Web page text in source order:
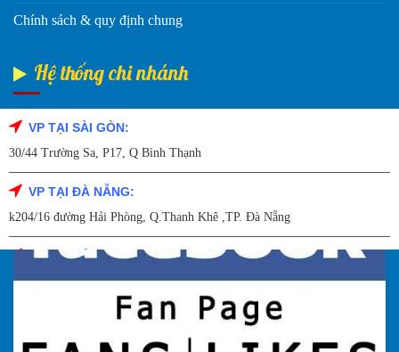
Chính sách & quy định chung
Hệ thống chi nhánh
VP TẠI SÀI GÒN:
30/44 Trường Sa, P17, Q Bình Thạnh
VP TẠI ĐÀ NẴNG:
k204/16 đường Hải Phòng, Q.Thanh Khê ,TP. Đà Nẵng
VP TẠI HẢI DƯƠNG:
Số 9/14 – P.Tứ Thông – TP Hải Dương
VP TẠI HẢI PHÒNG:
227 Đường Hải Triều , P. Quán Toan , Q. Hồng Bàng , Tp Hải Phòng
Fanpage Facebook